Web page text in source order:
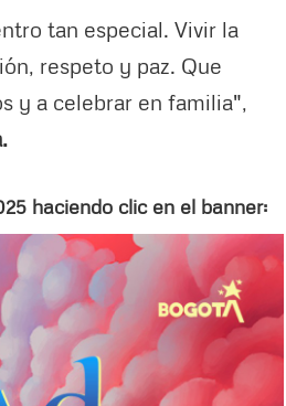
tan especial. Vivir la
respeto y paz. Que
y a celebrar en familia",
haciendo clic en el banner: